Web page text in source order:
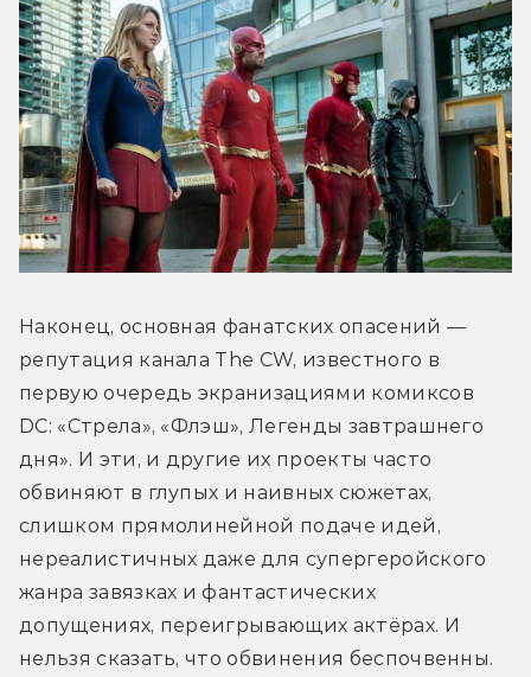
Наконец, основная фанатских опасений —
репутация канала The CW, известного в
первую очередь экранизациями комиксов
DC: «Стрела», «Флэш», Легенды завтрашнего
дня». И эти, и другие их проекты часто
обвиняют в глупых и наивных сюжетах,
слишком прямолинейной подаче идей,
нереалистичных даже для супергеройского
жанра завязках и фантастических
допущениях, переигрывающих актёрах. И
нельзя сказать, что обвинения беспочвенны.